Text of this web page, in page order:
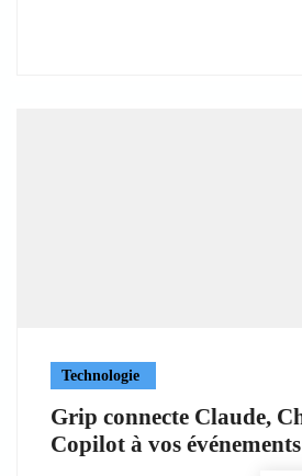
Technologie
Grip connecte Claude,
Copilot à vos événements